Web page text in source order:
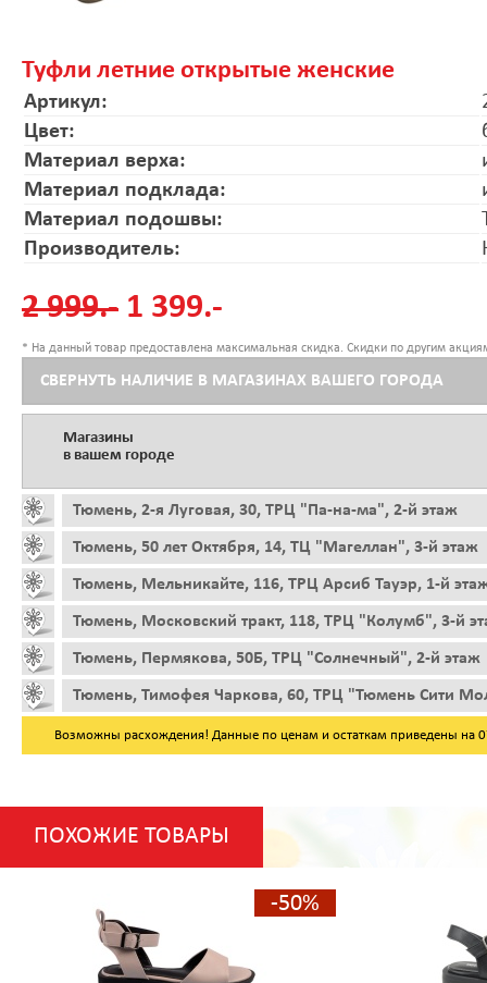
Туфли летние открытые женские
Артикул:
Цвет:
Материал верха:
Материал подклада:
Материал подошвы:
Производитель:
2 999.- 1 399.-
* На данный товар предоставлена максимальная скидка. Скидки по другим
СВЕРНУТЬ НАЛИЧИЕ В МАГАЗИНАХ ВАШЕГО ГОРОДА
Магазины
в вашем городе
Тюмень, 2-я Луговая, 30, ТРЦ "Па-на-ма", 2-й этаж
Тюмень, 50 лет Октября, 14, ТЦ "Магеллан", 3-й этаж
Тюмень, Мельникайте, 116, ТРЦ Арсиб Тауэр, 1-й
Тюмень, Московский тракт, 118, ТРЦ "Колумб", 3-й
Тюмень, Пермякова, 50Б, ТРЦ "Солнечный", 2-й этаж
Тюмень, Тимофея Чаркова, 60, ТРЦ "Тюмень Сити
Возможны расхождения! Данные по ценам и остаткам приведены на
ПОХОЖИЕ ТОВАРЫ
-50%